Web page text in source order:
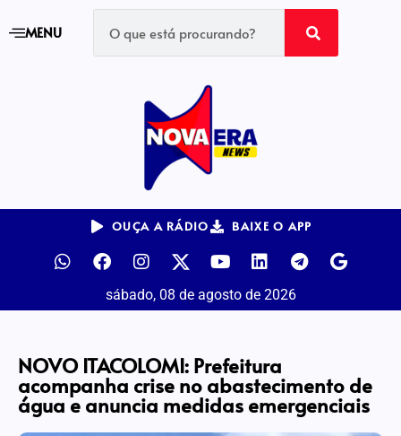
MENU
OUÇA A RÁDIO BAIXE O APP
sábado, 08 de agosto de 2026
NOVO ITACOLOMI: Prefeitura
acompanha crise no abastecimento de
água e anuncia medidas emergenciais